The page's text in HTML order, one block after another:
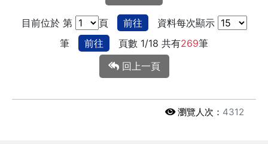
目前位於 第 頁 前往
資料每次顯示
筆
前往 頁數 1/18 共有269筆
回上一頁
瀏覽人次： 4312